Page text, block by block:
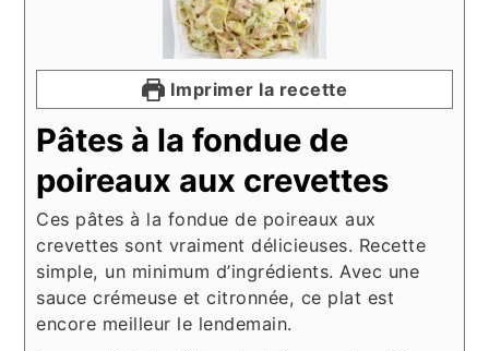
Imprimer la recette
Pâtes à la fondue de
poireaux aux crevettes
Ces pâtes à la fondue de poireaux aux
crevettes sont vraiment délicieuses. Recette
simple, un minimum d’ingrédients. Avec une
sauce crémeuse et citronnée, ce plat est
encore meilleur le lendemain.